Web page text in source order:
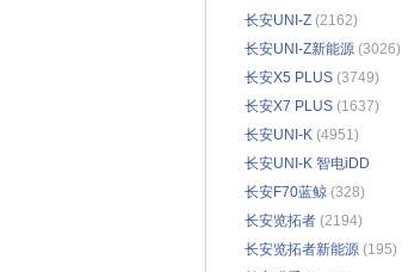
长安UNI-Z (2162)
长安UNI-Z新能源 (3026)
长安X5 PLUS (3749)
长安X7 PLUS (1637)
长安UNI-K (4951)
长安UNI-K 智电iDD
(1939)
长安F70蓝鲸 (328)
长安览拓者 (2194)
长安览拓者新能源 (195)